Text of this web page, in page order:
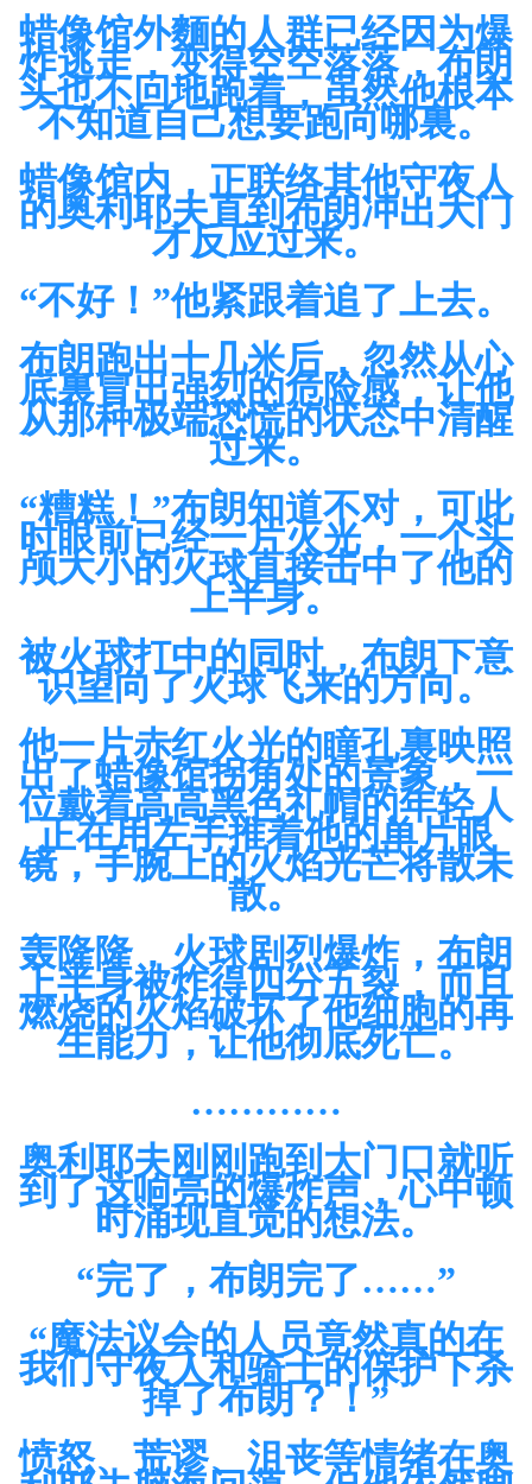
蜡像馆外麵的人群已经因为爆
炸逃走，变得空空落落，布朗
头也不回地跑着，虽然他根本
不知道自己想要跑向哪裏。
蜡像馆内，正联络其他守夜人
的奥利耶夫直到布朗冲出大门
才反应过来。
“不好！”他紧跟着追了上去。
布朗跑出十几米后，忽然从心
底裏冒出强烈的危险感，让他
从那种极端恐慌的状态中清醒
过来。
“糟糕！”布朗知道不对，可此
时眼前已经一片火光，一个头
颅大小的火球直接击中了他的
上半身。
被火球打中的同时，布朗下意
识望向了火球飞来的方向。
他一片赤红火光的瞳孔裏映照
出了蜡像馆拐角处的景象，一
位戴着高高黑色礼帽的年轻人
正在用左手推着他的单片眼
镜，手腕上的火焰光芒将散未
散。
轰隆隆，火球剧烈爆炸，布朗
上半身被炸得四分五裂，而且
燃烧的火焰破坏了他细胞的再
生能力，让他彻底死亡。
…………
奥利耶夫刚刚跑到大门口就听
到了这响亮的爆炸声，心中顿
时涌现直觉的想法。
“完了，布朗完了……”
“魔法议会的人员竟然真的在
我们守夜人和骑士的保护下杀
掉了布朗？！”
愤怒、荒谬、沮丧等情绪在奥